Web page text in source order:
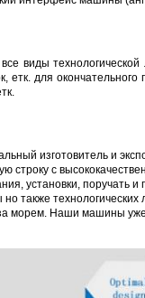
виды
для
изготовитель и
строку с
установки,
также
морем. Наши машины